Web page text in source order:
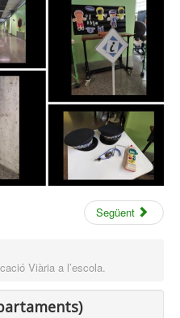
Següent
Viària a l’escola.